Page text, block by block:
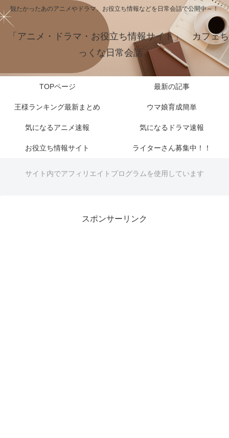
観たかったあのアニメやドラマ、お役立ち情報などを日常会話で公開中～！
「アニメ・ドラマ・お役立ち情報サイト」 カフェち
っくな日常会話
TOPページ 最新の記事
王様ランキング最新まとめ ウマ娘育成簡単
気になるアニメ速報 気になるドラマ速報
お役立ち情報サイト ライターさん募集中！！
サイト内でアフィリエイトプログラムを使用しています
スポンサーリンク